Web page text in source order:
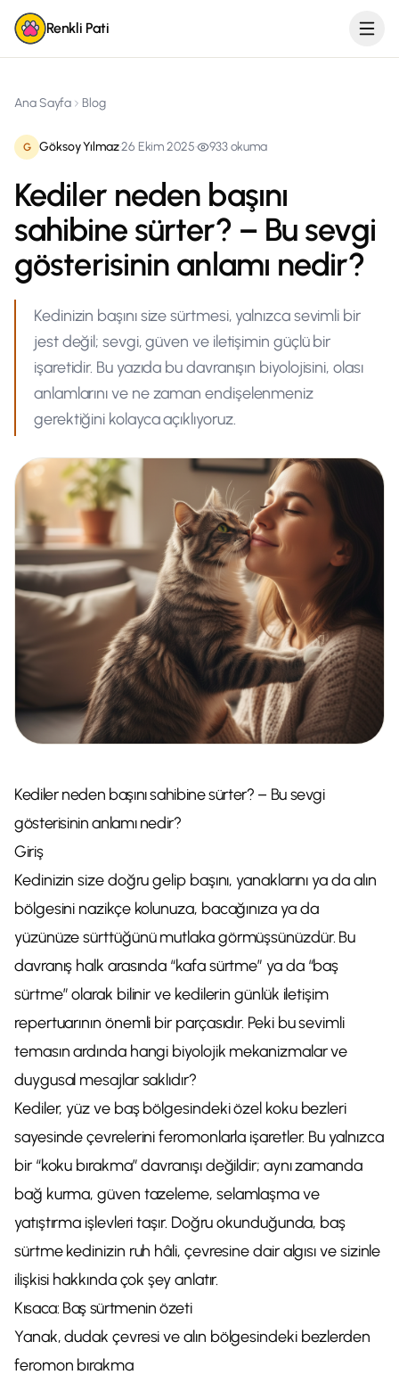
Renkli Pati
Ana Sayfa Blog
G Göksoy Yılmaz·26 Ekim 2025· 933okuma
Kediler neden başını
sahibine sürter? – Bu sevgi
gösterisinin anlamı nedir?
Kedinizin başını size sürtmesi, yalnızca sevimli bir
jest değil; sevgi, güven ve iletişimin güçlü bir
işaretidir. Bu yazıda bu davranışın biyolojisini, olası
anlamlarını ve ne zaman endişelenmeniz
gerektiğini kolayca açıklıyoruz.
Kediler neden başını sahibine sürter? – Bu sevgi
gösterisinin anlamı nedir?
Giriş
Kedinizin size doğru gelip başını, yanaklarını ya da alın
bölgesini nazikçe kolunuza, bacağınıza ya da
yüzünüze sürttüğünü mutlaka görmüşsünüzdür. Bu
davranış halk arasında “kafa sürtme” ya da “baş
sürtme” olarak bilinir ve kedilerin günlük iletişim
repertuarının önemli bir parçasıdır. Peki bu sevimli
temasın ardında hangi biyolojik mekanizmalar ve
duygusal mesajlar saklıdır?
Kediler, yüz ve baş bölgesindeki özel koku bezleri
sayesinde çevrelerini feromonlarla işaretler. Bu yalnızca
bir “koku bırakma” davranışı değildir; aynı zamanda
bağ kurma, güven tazeleme, selamlaşma ve
yatıştırma işlevleri taşır. Doğru okunduğunda, baş
sürtme kedinizin ruh hâli, çevresine dair algısı ve sizinle
ilişkisi hakkında çok şey anlatır.
Kısaca: Baş sürtmenin özeti
Yanak, dudak çevresi ve alın bölgesindeki bezlerden
feromon bırakma